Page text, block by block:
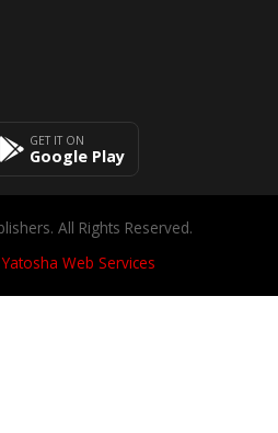
GET IT ON
Google Play
All Rights Reserved.
Yatosha Web Services